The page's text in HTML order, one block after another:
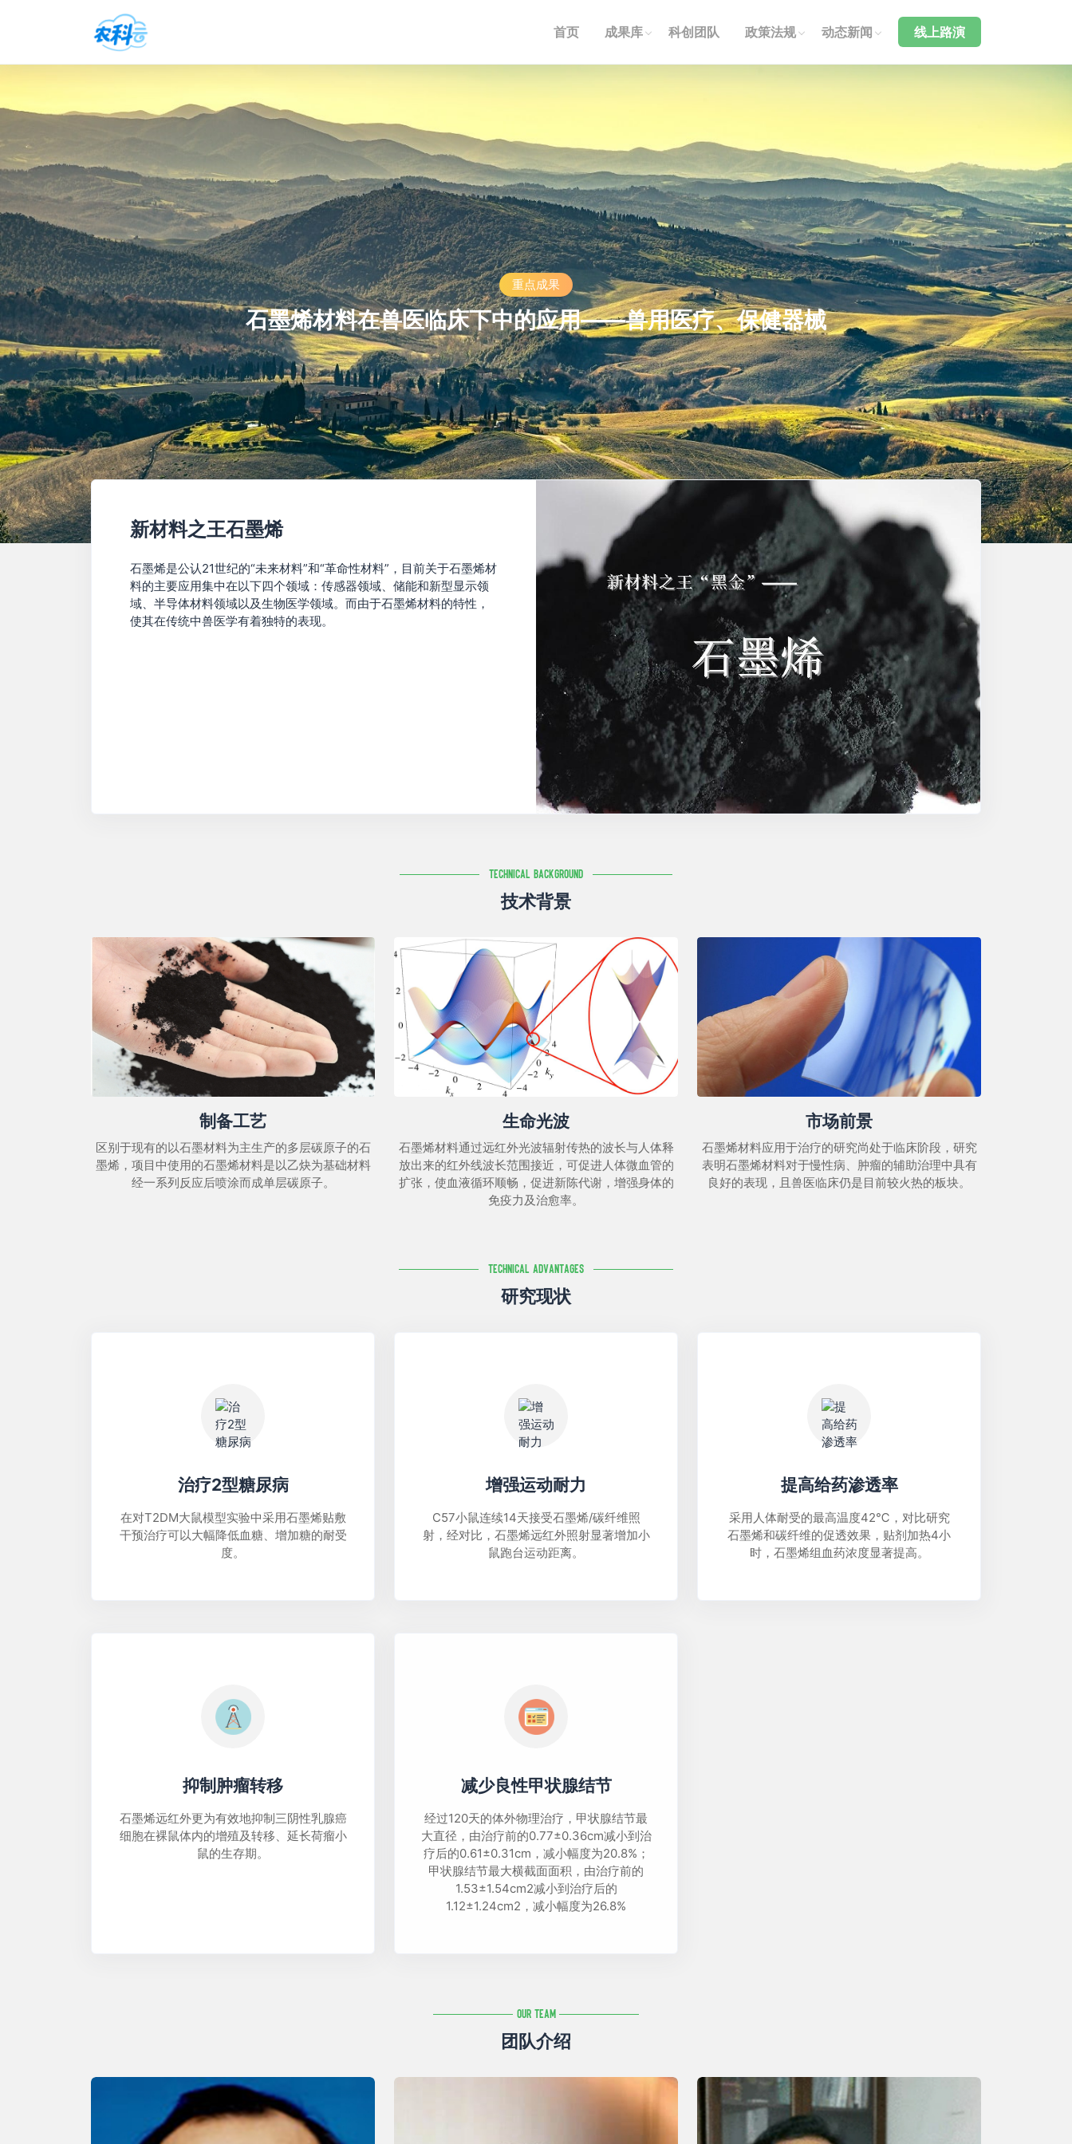
首页 成果库 科创团队 政策法规 动态新闻 线上路演
重点成果
石墨烯材料在兽医临床下中的应用——兽用医疗、保健器械
新材料之王石墨烯
石墨烯是公认21世纪的“未来材料”和“革命性材料”，目前关于石墨烯材
料的主要应用集中在以下四个领域：传感器领域、储能和新型显示领
域、半导体材料领域以及生物医学领域。而由于石墨烯材料的特性，
使其在传统中兽医学有着独特的表现。
Technical Background
技术背景
制备工艺
区别于现有的以石墨材料为主生产的多层碳原子的石
墨烯，项目中使用的石墨烯材料是以乙炔为基础材料
经一系列反应后喷涂而成单层碳原子。
生命光波
石墨烯材料通过远红外光波辐射传热的波长与人体释
放出来的红外线波长范围接近，可促进人体微血管的
扩张，使血液循环顺畅，促进新陈代谢，增强身体的
免疫力及治愈率。
市场前景
石墨烯材料应用于治疗的研究尚处于临床阶段，研究
表明石墨烯材料对于慢性病、肿瘤的辅助治理中具有
良好的表现，且兽医临床仍是目前较火热的板块。
Technical Advantages
研究现状
治疗2型糖尿病
在对T2DM大鼠模型实验中采用石墨烯贴敷
干预治疗可以大幅降低血糖、增加糖的耐受
度。
增强运动耐力
C57小鼠连续14天接受石墨烯/碳纤维照
射，经对比，石墨烯远红外照射显著增加小
鼠跑台运动距离。
提高给药渗透率
采用人体耐受的最高温度42℃，对比研究
石墨烯和碳纤维的促透效果，贴剂加热4小
时，石墨烯组血药浓度显著提高。
抑制肿瘤转移
石墨烯远红外更为有效地抑制三阴性乳腺癌
细胞在裸鼠体内的增殖及转移、延长荷瘤小
鼠的生存期。
减少良性甲状腺结节
经过120天的体外物理治疗，甲状腺结节最
大直径，由治疗前的0.77±0.36cm减小到治
疗后的0.61±0.31cm，减小幅度为20.8%；
甲状腺结节最大横截面面积，由治疗前的
1.53±1.54cm2减小到治疗后的
1.12±1.24cm2，减小幅度为26.8%
Our Team
团队介绍